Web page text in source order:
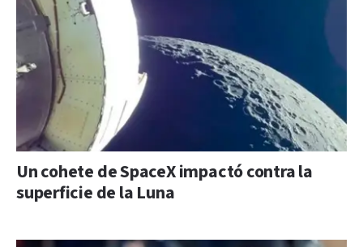
Un cohete de SpaceX impactó contra la
superficie de la Luna